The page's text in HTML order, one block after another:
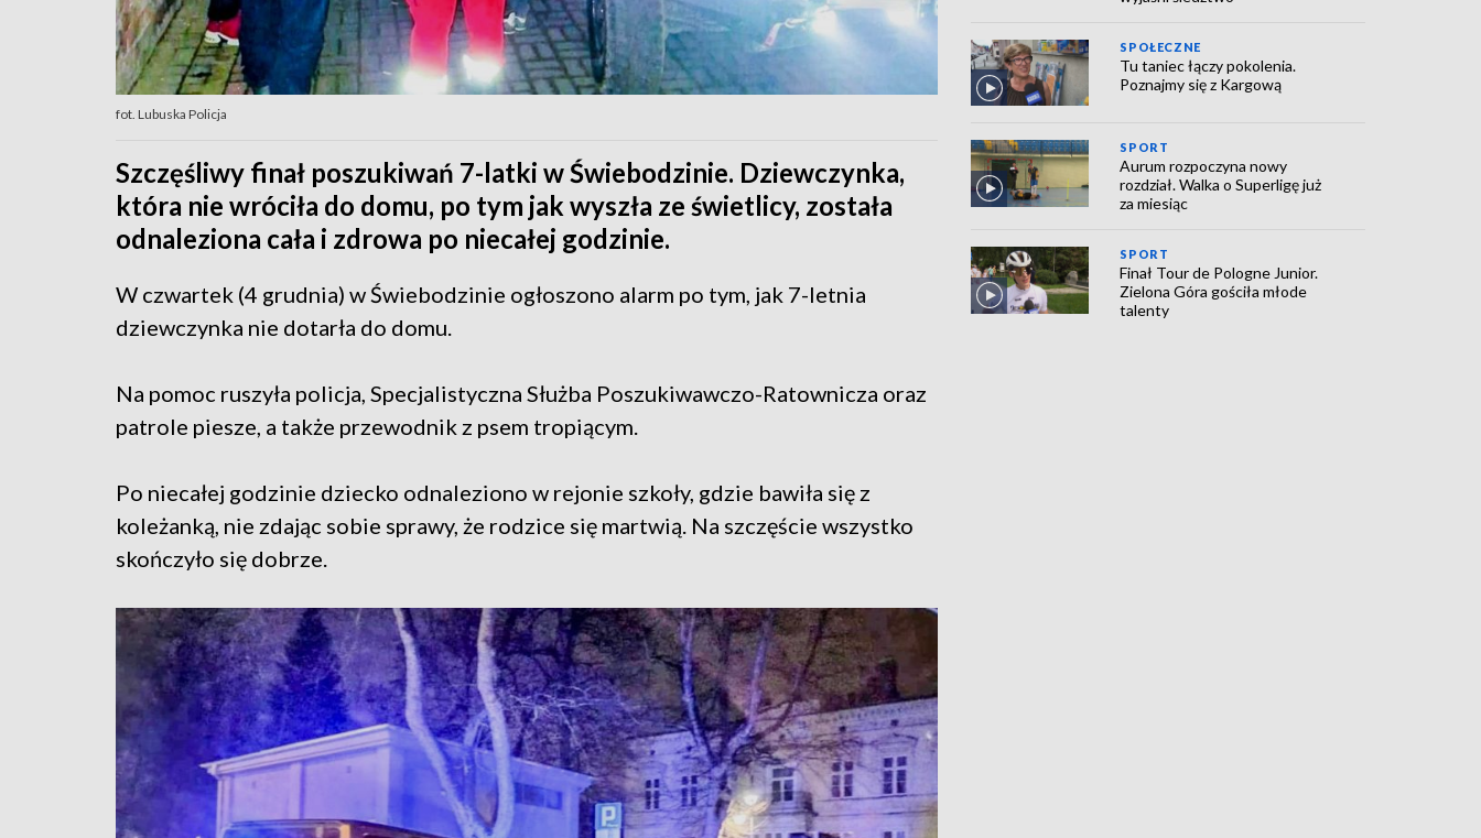
fot. Lubuska Policja
Szczęśliwy finał poszukiwań 7-latki w Świebodzinie. Dziewczynka,
która nie wróciła do domu, po tym jak wyszła ze świetlicy, została
odnaleziona cała i zdrowa po niecałej godzinie.
W czwartek (4 grudnia) w Świebodzinie ogłoszono alarm po tym, jak 7-letnia
dziewczynka nie dotarła do domu.
Na pomoc ruszyła policja, Specjalistyczna Służba Poszukiwawczo-Ratownicza oraz
patrole piesze, a także przewodnik z psem tropiącym.
Po niecałej godzinie dziecko odnaleziono w rejonie szkoły, gdzie bawiła się z
koleżanką, nie zdając sobie sprawy, że rodzice się martwią. Na szczęście wszystko
skończyło się dobrze.
SPOŁECZNE
Tu taniec łączy pokolenia.
Poznajmy się z Kargową
SPORT
Aurum rozpoczyna nowy
rozdział. Walka o Superligę już
za miesiąc
SPORT
Finał Tour de Pologne Junior.
Zielona Góra gościła młode
talenty